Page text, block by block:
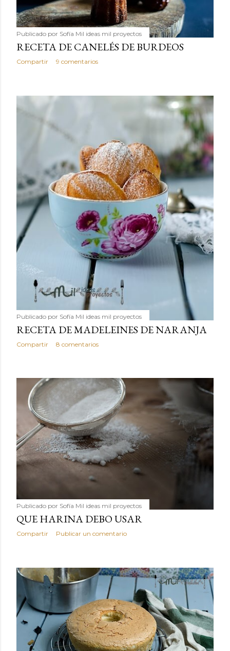
Publicado por Sofía Mil ideas mil proyectos
RECETA DE CANELÉS DE BURDEOS
Compartir 9 comentarios
Publicado por Sofía Mil ideas mil proyectos
RECETA DE MADELEINES DE NARANJA
Compartir 8 comentarios
Publicado por Sofía Mil ideas mil proyectos
QUE HARINA DEBO USAR
Compartir Publicar un comentario